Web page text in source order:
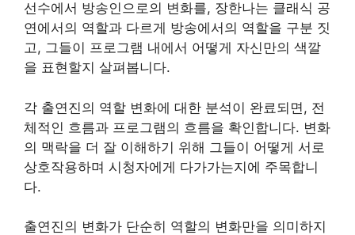
선수에서 방송인으로의 변화를, 장한나는 클래식 공
연에서의 역할과 다르게 방송에서의 역할을 구분 짓
고, 그들이 프로그램 내에서 어떻게 자신만의 색깔
을 표현할지 살펴봅니다.
각 출연진의 역할 변화에 대한 분석이 완료되면, 전
체적인 흐름과 프로그램의 흐름을 확인합니다. 변화
의 맥락을 더 잘 이해하기 위해 그들이 어떻게 서로
상호작용하며 시청자에게 다가가는지에 주목합니
다.
출연진의 변화가 단순히 역할의 변화만을 의미하지